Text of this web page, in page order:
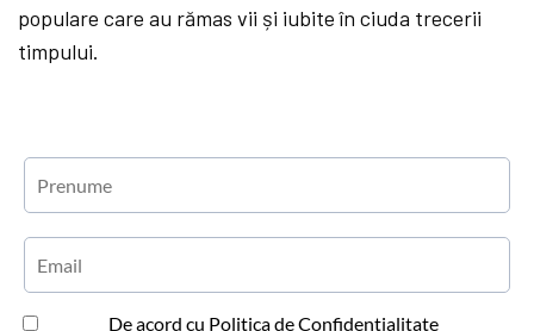
populare care au rămas vii și iubite în ciuda trecerii
timpului.